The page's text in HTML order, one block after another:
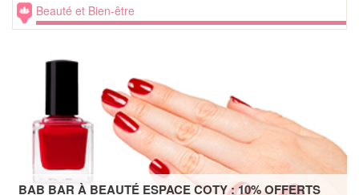
Beauté et Bien-être
BAB BAR À BEAUTÉ ESPACE COTY : 10% OFFERTS